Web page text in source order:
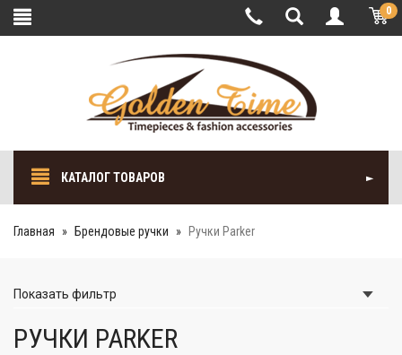
0
КАТАЛОГ ТОВАРОВ
Главная Брендовые ручки Ручки Parker
Показать фильтр
РУЧКИ PARKER